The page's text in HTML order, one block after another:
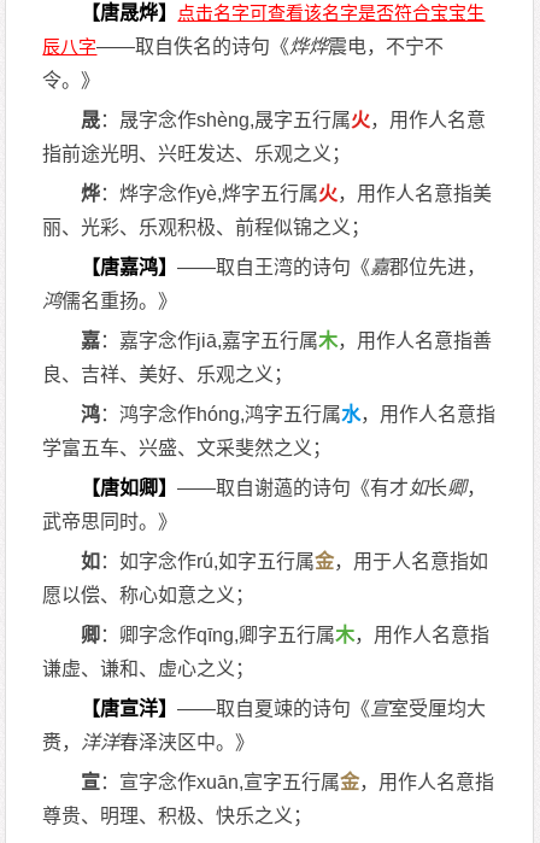
【唐晟烨】
——取自佚名的诗句《烨烨震电，不宁不
令。》
晟：晟字念作shèng,晟字五行属火，用作人名意
指前途光明、兴旺发达、乐观之义；
烨：烨字念作yè,烨字五行属火，用作人名意指美
丽、光彩、乐观积极、前程似锦之义；
【唐嘉鸿】——取自王湾的诗句《嘉郡位先进，
鸿儒名重扬。》
嘉：嘉字念作jiā,嘉字五行属木，用作人名意指善
良、吉祥、美好、乐观之义；
鸿：鸿字念作hóng,鸿字五行属水，用作人名意指
学富五车、兴盛、文采斐然之义；
【唐如卿】——取自谢薖的诗句《有才 如长卿，
武帝思同时。》
如 ：如字念作rú,如字五行属金，用于人名意指如
愿以偿、称心如意之义；
卿：卿字念作qīng,卿字五行属木，用作人名意指
谦虚、谦和、虚心之义；
【唐宣洋】——取自夏竦的诗句《 宣室受厘均大
赉， 洋洋春泽浃区中。》
宣：宣字念作xuān,宣字五行属金，用作人名意指
尊贵、明理、积极、快乐之义；